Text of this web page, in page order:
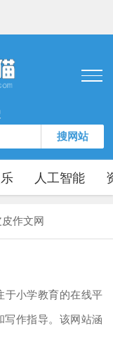
搜网站
人工智能
皮作文网
于小学教育的在线平
写作指导。该网站涵